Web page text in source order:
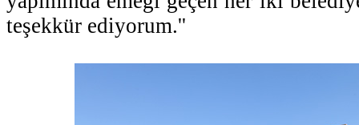
teşekkür ediyorum.''